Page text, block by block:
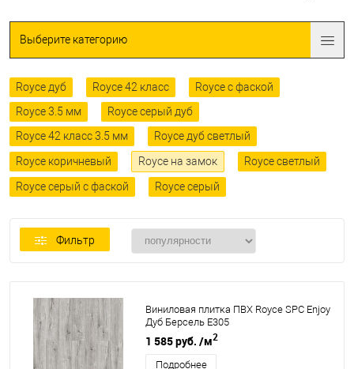
Выберите категорию
Royce дуб Royce 42 класс
Royce с фаской
Royce 3.5 мм
Royce серый дуб
Royce 42 класс 3.5 мм
Royce дуб светлый
Royce коричневый
Royce на замок
Royce светлый
Royce серый с фаской
Royce серый
Фильтр
Виниловая плитка ПВХ Royce SPC Enjoy
Дуб Берсель Е305
1 585 руб. /м2
Подробнее